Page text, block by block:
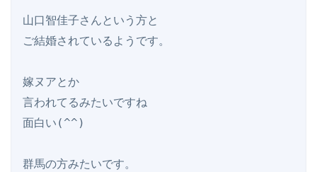
山口智佳子さんという方と
ご結婚されているようです。
嫁ヌアとか
言われてるみたいですね
面白い(^^)
群馬の方みたいです。